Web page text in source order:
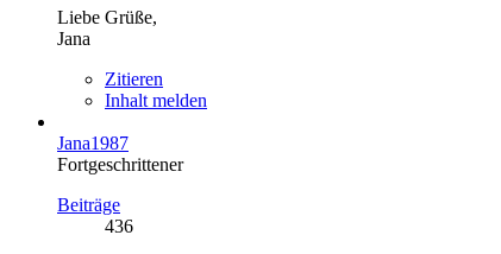
Liebe Grüße,
Jana
Zitieren
Inhalt melden
Jana1987
Fortgeschrittener
Beiträge
436